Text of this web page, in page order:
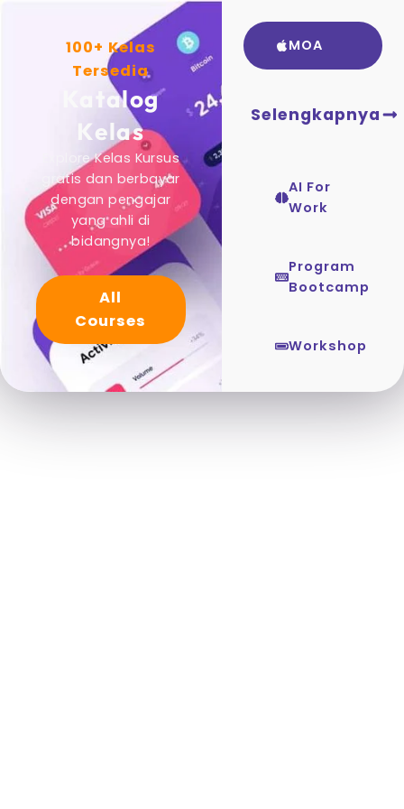
100+ Kelas
Tersedia
Katalog
Kelas
Explore Kelas Kursus
gratis dan berbayar
dengan pengajar
yang ahli di
bidangnya!
All
Courses
MOA
AI For
Work
Program
Bootcamp
Workshop
Selengkapnya